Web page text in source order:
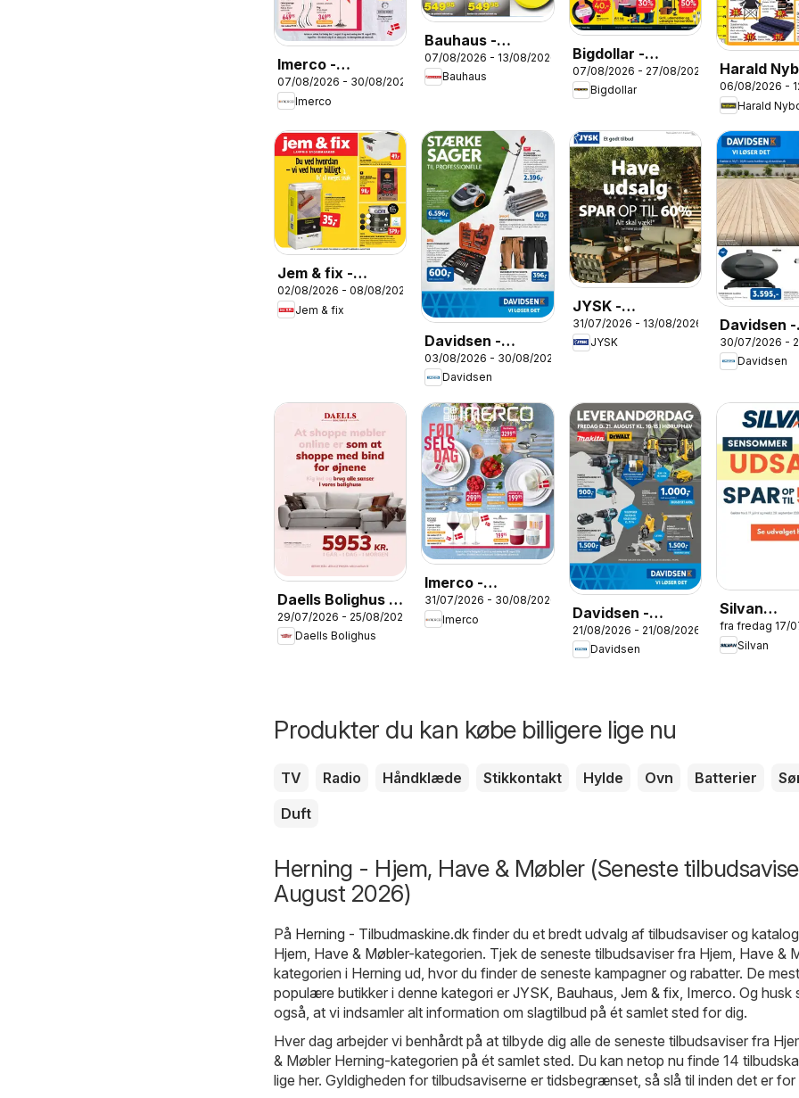
Imerco -
Tilbudsavis uge
33
07/08/2026 - 30/08/2026
Imerco
Bauhaus -
Tilbudsavis
07/08/2026 - 13/08/2026
Bauhaus
Bigdollar -
Tilbudsavis
07/08/2026 - 27/08/2026
Bigdollar
Harald
32
06/08/2026 -
Harald
Jem & fix -
Tilbudsavis uge
32
02/08/2026 - 08/08/2026
Jem & fix
Davidsen -
Avisen
03/08/2026 - 30/08/2026
Davidsen
JYSK -
Tilbudsavis
31/07/2026 - 13/08/2026
JYSK
Davidsen -
30/07/2026 -
Davidsen
Daells Bolighus -
Tilbudsavis
29/07/2026 - 25/08/2026
Daells Bolighus
Imerco -
Tilbudsavis
31/07/2026 - 30/08/2026
Imerco
Davidsen -
Makita-Dewalt
Høruphav
21/08/2026 - 21/08/2026
Davidsen
Silvan
-
fra fredag 17/
Silvan
Produkter du kan købe billigere lige nu
TV Radio Håndklæde Stikkontakt Hylde Ovn Batterier
Duft
Herning - Hjem, Have & Møbler (Seneste
August 2026)
På Herning - Tilbudmaskine.dk finder du et bredt udvalg af tilbudsaviser og
Hjem, Have & Møbler-kategorien. Tjek de seneste tilbudsaviser fra Hjem, Have &
kategorien i Herning ud, hvor du finder de seneste kampagner og rabatter. De mest
populære butikker i denne kategori er JYSK Bauhaus Jem & fix Imerco. Og husk
også, at vi indsamler alt information om slagtilbud på ét samlet sted for dig.
Hver dag arbejder vi benhårdt på at tilbyde dig alle de seneste tilbudsaviser fra
& Møbler Herning-kategorien på ét samlet sted. Du kan netop nu finde 14
lige her. Gyldigheden for tilbudsaviserne er tidsbegrænset, så slå til inden det er for